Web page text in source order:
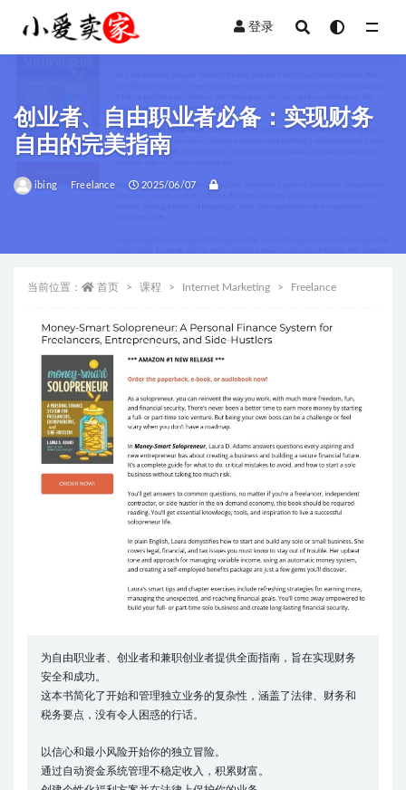
登录
创业者、自由职业者必备：实现财务
自由的完美指南
ibing Freelance 2025/06/07
当前位置： 首页 课程 Internet Marketing Freelance
为自由职业者、创业者和兼职创业者提供全面指南，旨在实现财务
安全和成功。
这本书简化了开始和管理独立业务的复杂性，涵盖了法律、财务和
税务要点，没有令人困惑的行话。
以信心和最小风险开始你的独立冒险。
通过自动资金系统管理不稳定收入，积累财富。